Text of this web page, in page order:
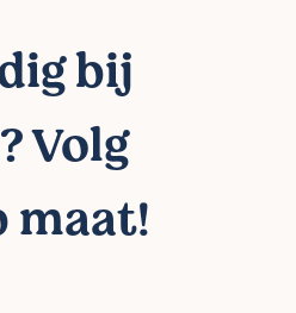
bij
Volg
maat!